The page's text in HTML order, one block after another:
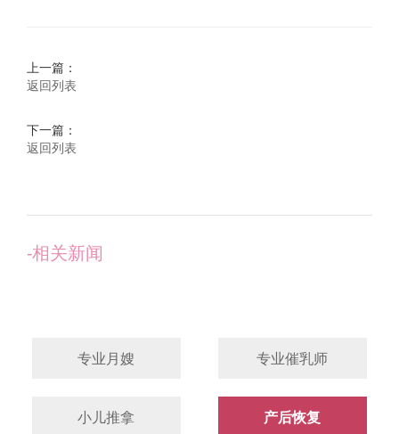
上一篇：
返回列表
下一篇：
返回列表
-相关新闻
专业月嫂 专业催乳师
小儿推拿 产后恢复